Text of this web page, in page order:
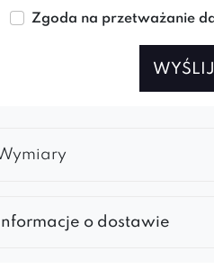
Zgoda na przetważanie
Informacje o dostawie